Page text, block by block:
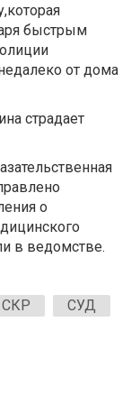
быстрым
от дома
страдает
о
в ведомстве.
СКР СУД